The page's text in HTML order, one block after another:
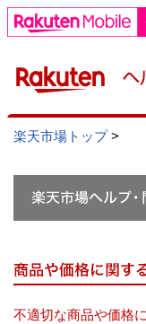
楽天市場トップ>
不適切な商品や価格